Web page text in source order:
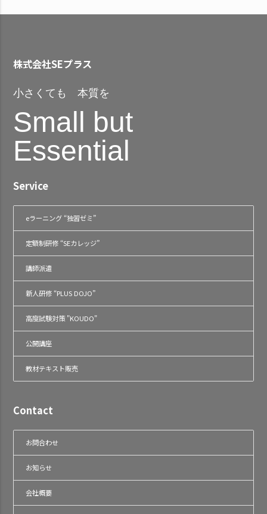
株式会社SEプラス
小さくても 本質を
Small but
Essential
Service
eラーニング “独習ゼミ”
定額制研修 “SEカレッジ”
講師派遣
新人研修 “PLUS DOJO”
高度試験対策 "KOUDO"
公開講座
教材テキスト販売
Contact
お問合わせ
お知らせ
会社概要